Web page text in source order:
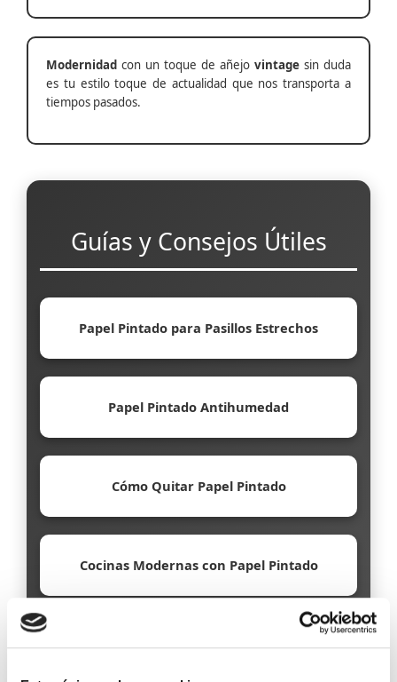
Modernidad con un toque de añejo vintage sin duda
es tu estilo toque de actualidad que nos transporta a
tiempos pasados.
Guías y Consejos Útiles
Papel Pintado para Pasillos Estrechos
Papel Pintado Antihumedad
Cómo Quitar Papel Pintado
Cocinas Modernas con Papel Pintado
Papel Pintado Ecológico